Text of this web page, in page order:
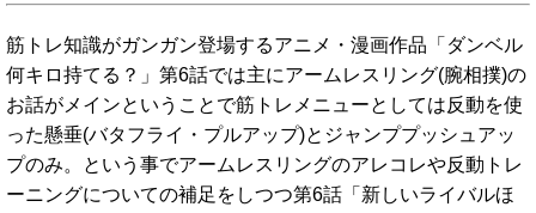
筋トレ知識がガンガン登場するアニメ・漫画作品「ダンベル
何キロ持てる？」第6話では主にアームレスリング(腕相撲)の
お話がメインということで筋トレメニューとしては反動を使
った懸垂(バタフライ・プルアップ)とジャンププッシュアッ
プのみ。という事でアームレスリングのアレコレや反動トレ
ーニングについての補足をしつつ第6話「新しいライバルほ